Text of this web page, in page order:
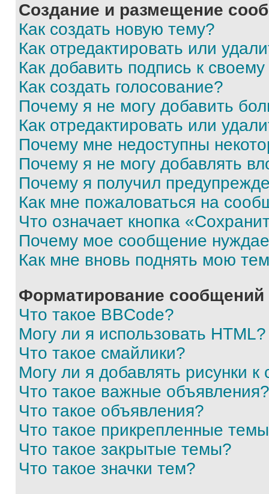
Создание и размещение
Как создать новую тему?
Как отредактировать или
Как добавить подпись к
Как создать голосование?
Почему я не могу добавить
Как отредактировать или
Почему мне недоступны
Почему я не могу добавлять
Почему я получил
Как мне пожаловаться на
Что означает кнопка
Почему мое сообщение
Как мне вновь поднять мою
Форматирование
Что такое BBCode?
Могу ли я использовать HTML?
Что такое смайлики?
Могу ли я добавлять рисунки
Что такое важные объявления?
Что такое объявления?
Что такое прикрепленные
Что такое закрытые темы?
Что такое значки тем?